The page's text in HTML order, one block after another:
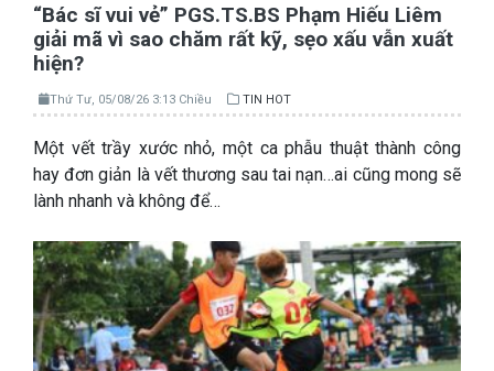
“Bác sĩ vui vẻ” PGS.TS.BS Phạm Hiếu Liêm
giải mã vì sao chăm rất kỹ, sẹo xấu vẫn xuất
hiện?
Thứ Tư, 05/08/26 3:13 Chiều TIN HOT
Một vết trầy xước nhỏ, một ca phẫu thuật thành công
hay đơn giản là vết thương sau tai nạn…ai cũng mong sẽ
lành nhanh và không để…